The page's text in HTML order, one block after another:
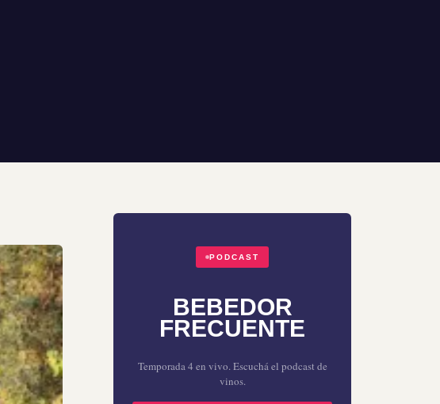
PODCAST
BEBEDOR
FRECUENTE
Temporada 4 en vivo. Escuchá el podcast de
vinos.